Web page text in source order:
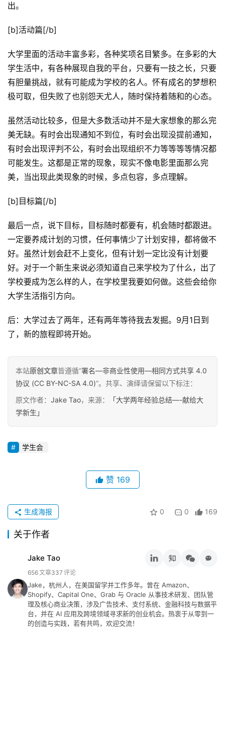
出。
[b]活动篇[/b]
大学里面的活动丰富多彩，各种奖项名目繁多。在多彩的大
学生活中，有各种展现自我的平台，只要有一技之长，只要
有胆量挑战，就有可能成为学校的名人。怀有成名的梦想积
极可取，但失败了也别怨天尤人，随时保持着随和的心态。
虽然活动比较多，但是大多数活动并不是大家想象的那么完
美无缺。有时会出现通知不到位，有时会出现没提前通知，
有时会出现评判不公，有时会出现组织不力等等等等情况都
可能发生。这都是正常的现象，现实不像电影里面那么完
美，当出现此类现象的时候，多点包容，多点理解。
[b]目标篇[/b]
最后一点，说下目标，目标随时都要有，机会随时都跟进。
一定要养成计划的习惯，任何事情少了计划安排，都将做不
好。虽然计划会赶不上变化，但有计划一定比没有计划要
好。对于一个新生来说必须知道自己来学校为了什么，出了
学校要成为怎么样的人，在学校里我要如何做。这些会给你
大学生活指引方向。
后：大学过去了两年，还有两年等待我去发掘。9月1日到
了，新的旅程即将开始。
本站原创文章皆遵循“署名—非商业性使用—相同方式共享 4.0
协议 (CC BY-NC-SA 4.0)”。共享、演绎请保留以下标注：
原文作者： Jake Tao，来源：
「大学两年经验总结—-献给大
学新生」
学生会
赞 169
0 0 169
生成海报
关于作者
Jake Tao
656文章337 评论
Jake，杭州人，在美国留学并工作多年。曾在 Amazon、
Shopify、Capital One、Grab 与 Oracle 从事技术研发、团队管
理及核心商业决策，涉及广告技术、支付系统、金融科技与数据平
台，并在 AI 应用及跨境领域寻求新的创业机会。热衷于从零到一
的创造与实践，若有共鸣，欢迎交流！